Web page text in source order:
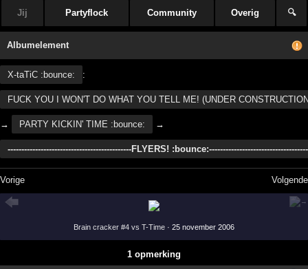
Jij Partyflock Community Overig 🔍
Albumelement
X-taTiC :bounce: :
FUCK YOU I WON'T DO WHAT YOU TELL ME! (UNDER
→ PARTY KICKIN' TIME :bounce: →
---------------------------------------------FLYERS!
Vorige Volgende
Brain cracker #4 vs T-Time · 25 november 2006
1 opmerking